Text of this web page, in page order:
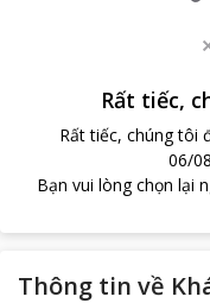
Rất tiếc,
Rất tiếc, chúng tôi
06/
Bạn vui lòng chọn lại
Thông tin về